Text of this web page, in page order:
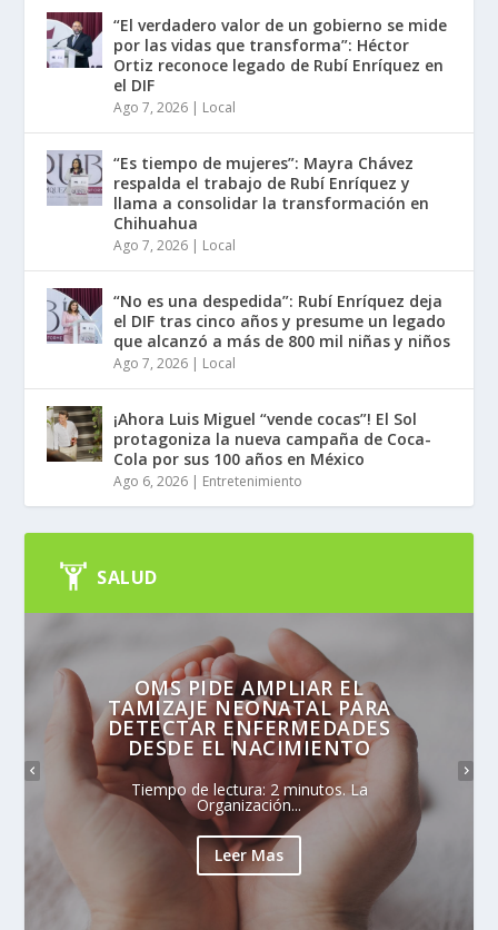
“El verdadero valor de un gobierno se mide
por las vidas que transforma”: Héctor
Ortiz reconoce legado de Rubí Enríquez en
el DIF
Ago 7, 2026 | Local
“Es tiempo de mujeres”: Mayra Chávez
respalda el trabajo de Rubí Enríquez y
llama a consolidar la transformación en
Chihuahua
Ago 7, 2026 | Local
“No es una despedida”: Rubí Enríquez deja
el DIF tras cinco años y presume un legado
que alcanzó a más de 800 mil niñas y niños
Ago 7, 2026 | Local
¡Ahora Luis Miguel “vende cocas”! El Sol
protagoniza la nueva campaña de Coca-
Cola por sus 100 años en México
Ago 6, 2026 | Entretenimiento
SALUD
OMS PIDE AMPLIAR EL
TAMIZAJE NEONATAL PARA
DETECTAR ENFERMEDADES
DESDE EL NACIMIENTO
Tiempo de lectura: 2 minutos. La
Organización...
Leer Mas